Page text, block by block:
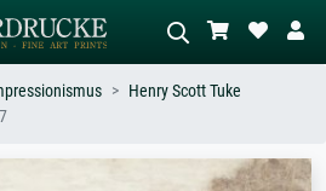
Beschreiben Sie die Szene – z.B. Grüne
Henry Scott Tuke